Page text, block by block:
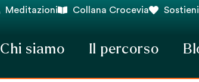
Meditazioni Collana Crocevia
Chi siamo Il percorso